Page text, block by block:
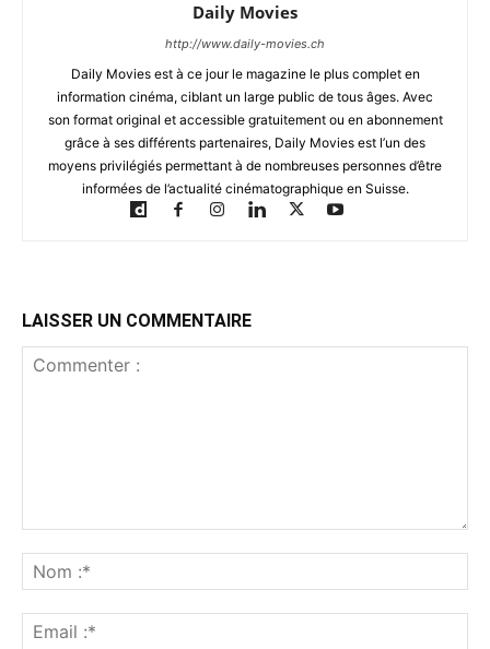
Daily Movies
http://www.daily-movies.ch
Daily Movies est à ce jour le magazine le plus complet en
information cinéma, ciblant un large public de tous âges. Avec
son format original et accessible gratuitement ou en abonnement
grâce à ses différents partenaires, Daily Movies est l’un des
moyens privilégiés permettant à de nombreuses personnes d’être
informées de l’actualité cinématographique en Suisse.
LAISSER UN COMMENTAIRE